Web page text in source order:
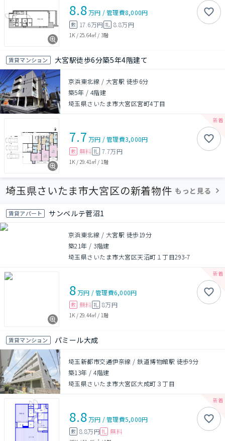
8.8万円 /管理費8,000円
敷 17.6万円 礼 8.8万円
1K / 25.64㎡ / 3階
賃貸マンション 大宮駅徒歩6分築5年4階建て
京浜東北線 / 大宮駅 徒歩6分
築5年 / 4階建
埼玉県さいたま市大宮区宮町4丁目
7.7 万円 /管理費3,000円
敷 無料 礼 7.7万円
1K / 29.41㎡ / 1階
埼玉県さいたま市大宮区の新着物件 もっと見る
賃貸アパート サンベルテ菅沼1
京浜東北線 / 大宮駅 徒歩19分
築21年 / 3階建
埼玉県さいたま市大宮区天沼町１丁目293-7
8万円 /管理費6,000円
敷 無料 礼 8万円
1K / 29.44㎡ / 1階
賃貸マンション パミール大成
埼玉新都市交通伊奈線 / 鉄道博物館駅 徒歩9分
築13年 /4階建
埼玉県さいたま市大宮区大成町３丁目
8.8万円 /管理費5,000円
敷 8.8万円 礼 無料